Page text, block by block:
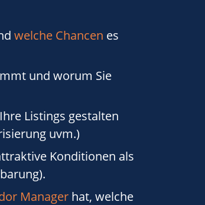
welche Chancen es
und worum Sie
Listings gestalten
uvm.)
Konditionen als
Manager hat, welche